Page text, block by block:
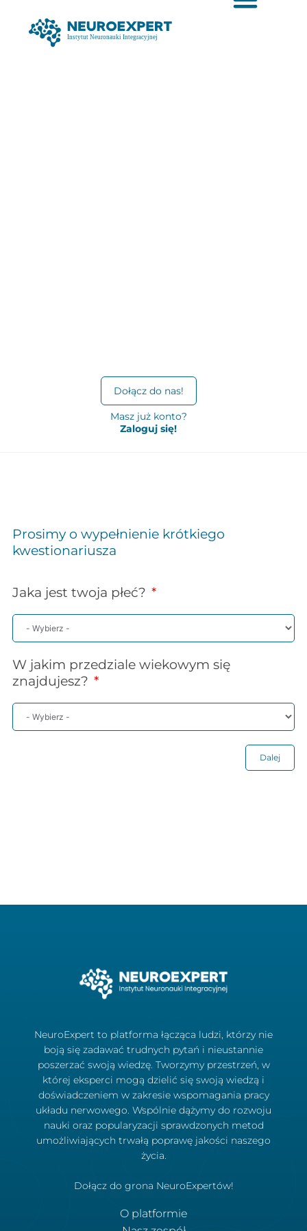
Dołącz do nas!
Masz już konto?
Zaloguj się!
Prosimy o wypełnienie krótkiego
kwestionariusza
Jaka jest twoja płeć?
W jakim przedziale wiekowym się
znajdujesz?
Dalej
NeuroExpert to platforma łącząca ludzi, którzy nie
boją się zadawać trudnych pytań i nieustannie
poszerzać swoją wiedzę. Tworzymy przestrzeń, w
której eksperci mogą dzielić się swoją wiedzą i
doświadczeniem w zakresie wspomagania pracy
układu nerwowego. Wspólnie dążymy do rozwoju
nauki oraz popularyzacji sprawdzonych metod
umożliwiających trwałą poprawę jakości naszego
życia.
Dołącz do grona NeuroExpertów!
O platformie